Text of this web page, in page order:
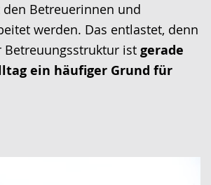
Betreuerinnen und
werden. Das entlastet, denn
Betreuungsstruktur ist gerade
ein häufiger Grund für